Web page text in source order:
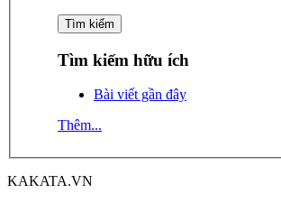
Tìm kiếm hữu ích
Bài viết gần đây
Thêm...
KAKATA.VN